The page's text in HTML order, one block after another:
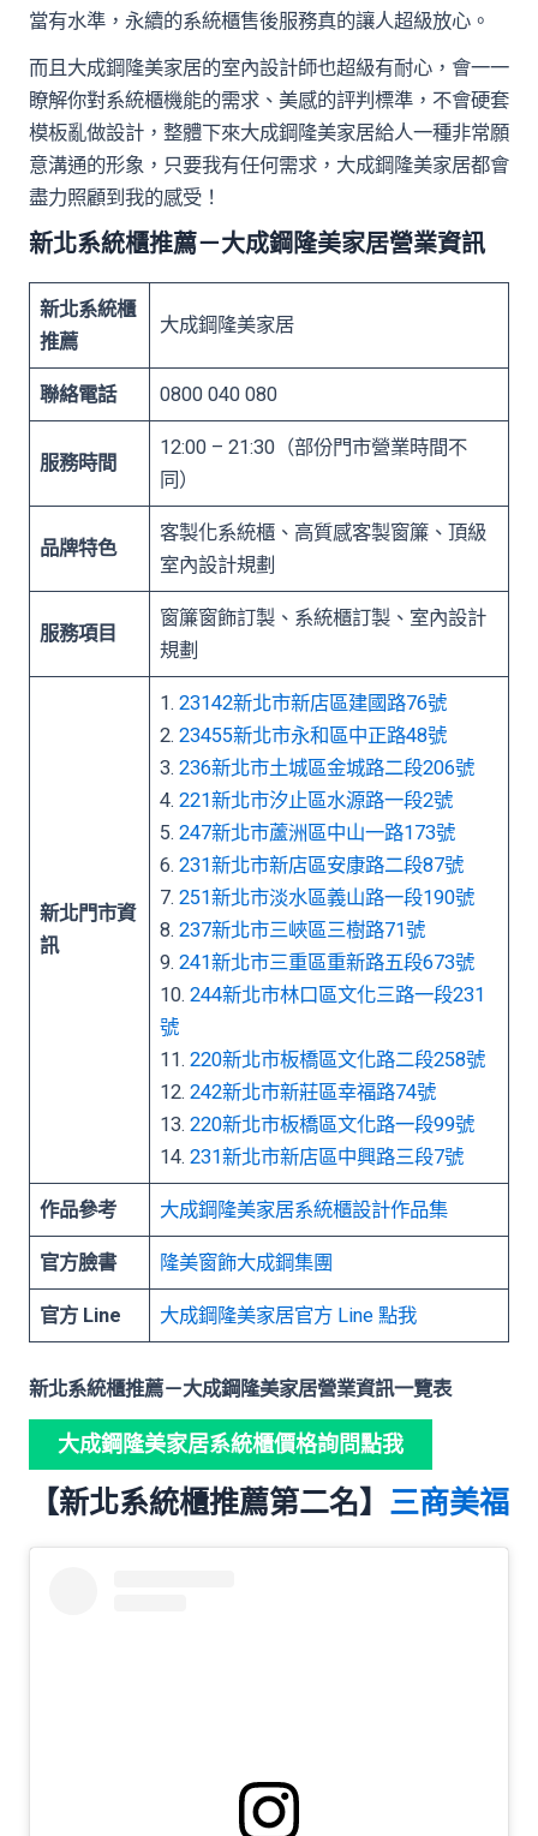
當有水準，永續的系統櫃售後服務真的讓人超級放心。
而且大成鋼隆美家居的室內設計師也超級有耐心，會一一
瞭解你對系統櫃機能的需求、美感的評判標準，不會硬套
模板亂做設計，整體下來大成鋼隆美家居給人一種非常願
意溝通的形象，只要我有任何需求，大成鋼隆美家居都會
盡力照顧到我的感受！
新北系統櫃推薦－大成鋼隆美家居營業資訊
新北系統櫃
推薦
大成鋼隆美家居
聯絡電話 0800 040 080
服務時間
12:00 – 21:30（部份門市營業時間不
同）
品牌特色
客製化系統櫃、高質感客製窗簾、頂級
室內設計規劃
服務項目
窗簾窗飾訂製、系統櫃訂製、室內設計
規劃
新北門市資
訊
1.23142新北市新店區建國路76號
2.23455新北市永和區中正路48號
3.236新北市土城區金城路二段206號
4.221新北市汐止區水源路一段2號
5.247新北市蘆洲區中山一路173號
6.231新北市新店區安康路二段87號
7.251新北市淡水區義山路一段190號
8.237新北市三峽區三樹路71號
9.241新北市三重區重新路五段673號
10.244新北市林口區文化三路一段231
號
11.220新北市板橋區文化路二段258號
12.242新北市新莊區幸福路74號
13.220新北市板橋區文化路一段99號
14.231新北市新店區中興路三段7號
作品參考 大成鋼隆美家居系統櫃設計作品集
官方臉書 隆美窗飾大成鋼集團
官方 Line 大成鋼 隆美家居官方 Line 點我
新北系統櫃推薦－大成鋼隆美家居營業資訊一覽表
大成鋼隆美家居系統櫃價格詢問點我
【新北系統櫃推薦第二名】 三商美福